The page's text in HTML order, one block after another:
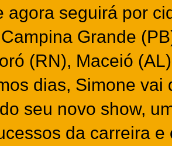
agora seguirá por
Grande
(RN), Maceió
dias, Simone vai
seu novo show,
da carreira